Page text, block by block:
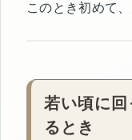
このとき初めて
若い頃に回
るとき